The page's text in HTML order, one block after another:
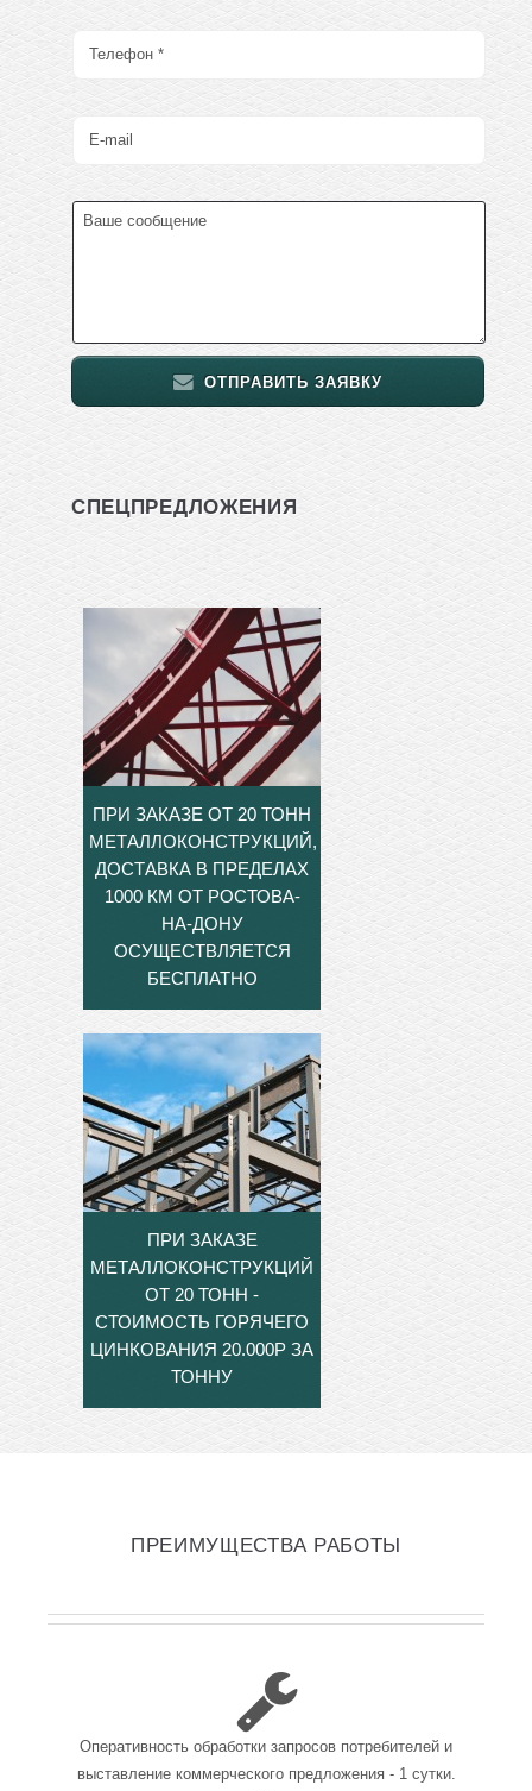
ОТПРАВИТЬ ЗАЯВКУ
СПЕЦПРЕДЛОЖЕНИЯ
ПРИ ЗАКАЗЕ ОТ 20 ТОНН
МЕТАЛЛОКОНСТРУКЦИЙ,
ДОСТАВКА В ПРЕДЕЛАХ
1000 КМ ОТ РОСТОВА-
НА-ДОНУ
ОСУЩЕСТВЛЯЕТСЯ
БЕСПЛАТНО
ПРИ ЗАКАЗЕ
МЕТАЛЛОКОНСТРУКЦИЙ
ОТ 20 ТОНН -
СТОИМОСТЬ ГОРЯЧЕГО
ЦИНКОВАНИЯ 20.000Р ЗА
ТОННУ
ПРЕИМУЩЕСТВА РАБОТЫ
Оперативность обработки запросов потребителей и
выставление коммерческого предложения - 1 сутки.